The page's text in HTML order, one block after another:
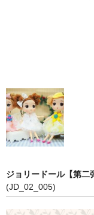
PINK
RED
BLUE
YELLOW
ジョリードール【第二
(JD_02_005)